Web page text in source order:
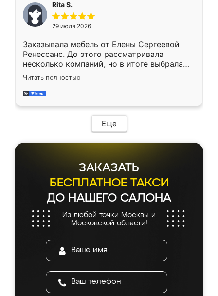
каких-либо доработок. Качеством осталась
довольна, все выглядит так, как и ожидала.
Rita S.
29 июля 2026
Заказывала мебель от Елены Сергеевой
Ренессанс. До этого рассматривала
несколько компаний, но в итоге выбрала
эту. Сначала обговорили условия, потом
приехал замерщик, всё спокойно объяснил
и снял размеры. Изготовили в срок, с
мебель сразу встала на свое место без
каких-либо доработок. Качеством осталась
довольна, все выглядит так, как и ожидала.
Читать полностью
Еще
ЗАКАЗАТЬ
БЕСПЛАТНОЕ ТАКСИ
ДО НАШЕГО САЛОНА
Из любой точки Москвы и
Московской области!